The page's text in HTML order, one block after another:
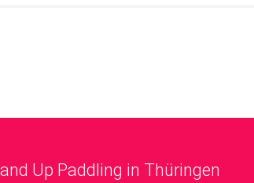
Up Paddling in Thüringen